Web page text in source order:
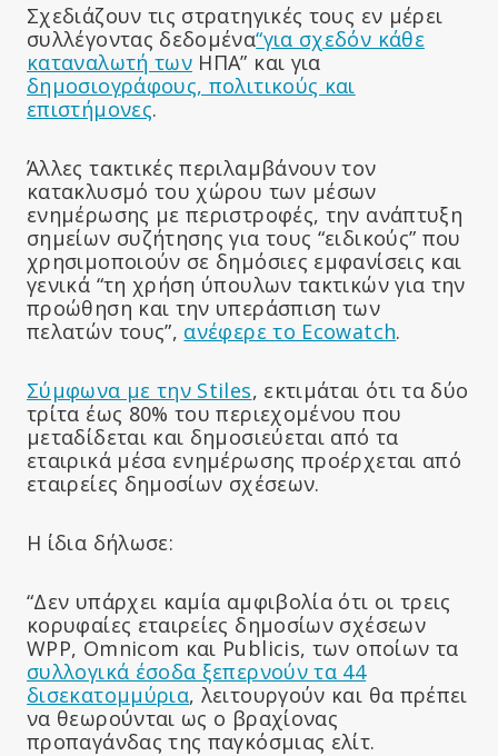
Σχεδιάζουν τις στρατηγικές τους εν μέρει
συλλέγοντας δεδομένα“για σχεδόν κάθε
καταναλωτή των ΗΠΑ” και για
δημοσιογράφους, πολιτικούς και
επιστήμονες.
Άλλες τακτικές περιλαμβάνουν τον
κατακλυσμό του χώρου των μέσων
ενημέρωσης με περιστροφές, την ανάπτυξη
σημείων συζήτησης για τους “ειδικούς” που
χρησιμοποιούν σε δημόσιες εμφανίσεις και
γενικά “τη χρήση ύπουλων τακτικών για την
προώθηση και την υπεράσπιση των
πελατών τους”, ανέφερε το Ecowatch.
Σύμφωνα με την Stiles, εκτιμάται ότι τα δύο
τρίτα έως 80% του περιεχομένου που
μεταδίδεται και δημοσιεύεται από τα
εταιρικά μέσα ενημέρωσης προέρχεται από
εταιρείες δημοσίων σχέσεων.
Η ίδια δήλωσε:
“Δεν υπάρχει καμία αμφιβολία ότι οι τρεις
κορυφαίες εταιρείες δημοσίων σχέσεων
WPP, Omnicom και Publicis, των οποίων τα
συλλογικά έσοδα ξεπερνούν τα 44
δισεκατομμύρια, λειτουργούν και θα πρέπει
να θεωρούνται ως ο βραχίονας
προπαγάνδας της παγκόσμιας ελίτ.